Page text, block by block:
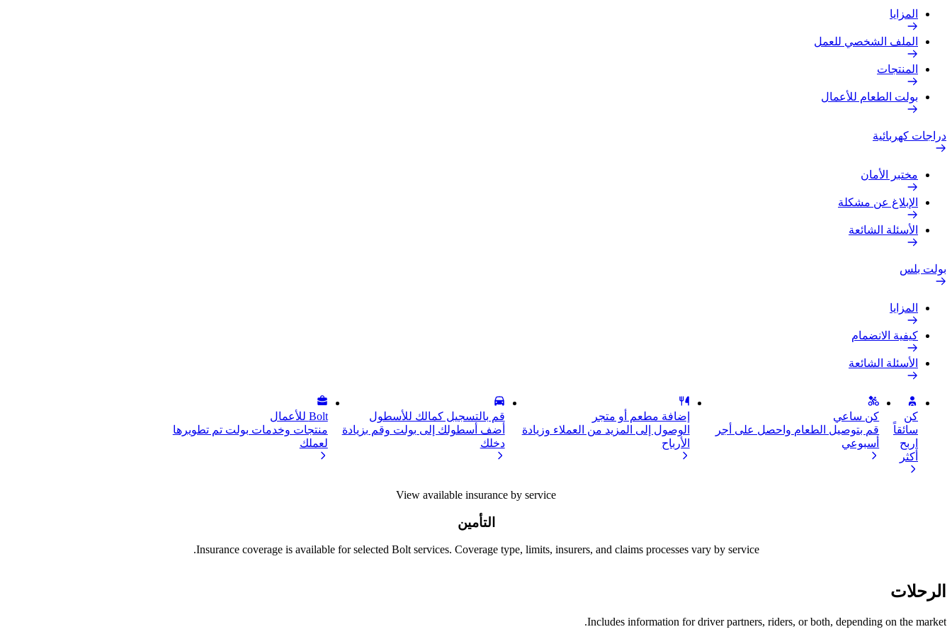
المزايا
الملف الشخصي للعمل
المنتجات
بولت الطعام للأعمال
دراجات كهربائية
مختبر الأمان
الإبلاغ عن مشكلة
الأسئلة الشائعة
بولت بلس
المزايا
كيفية الانضمام
الأسئلة الشائعة
كن
سائقاً
اربح
أكثر
كن ساعي
قم بتوصيل الطعام واحصل على أجر
أسبوعي
إضافة مطعم أو متجر
الوصول إلى المزيد من العملاء وزيادة
الأرباح
قم بالتسجيل كمالك للأسطول
أضف أسطولك إلى بولت وقم بزيادة
دخلك
Bolt للأعمال
منتجات وخدمات بولت تم تطويرها
لعملك
View available insurance by service
التأمين
Insurance coverage is available for selected Bolt services. Coverage type, limits, insurers, and claims processes vary by service.
الرحلات
Includes information for driver partners, riders, or both, depending on the market.